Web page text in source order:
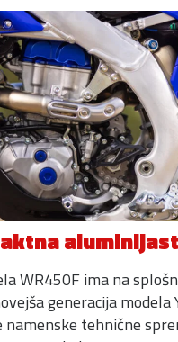
WR450F ima na
generacija modela
tehnične